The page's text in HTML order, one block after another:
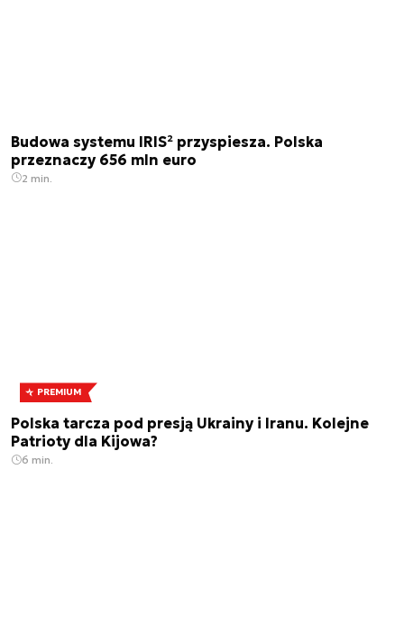
Budowa systemu IRIS² przyspiesza. Polska
przeznaczy 656 mln euro
2 min.
PREMIUM
Polska tarcza pod presją Ukrainy i Iranu. Kolejne
Patrioty dla Kijowa?
6 min.